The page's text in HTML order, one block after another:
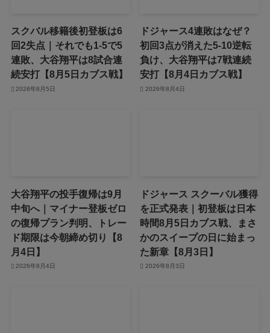
スクバル移籍後初登板は6
回2失点｜それでも1-5で5
連敗、大谷翔平は8試合連
続安打【8月5日カブス戦】
2026年8月5日
ドジャース4連敗はなぜ？
初回3点が消えた5-10逆転
負け、大谷翔平は7戦連続
安打【8月4日カブス戦】
2026年8月4日
大谷翔平の投手復帰は9月
中旬へ｜マイナー登板ゼロ
の復帰プラン判明、トレー
ド期限は今朝締め切り【8
月4日】
2026年8月4日
ドジャース スクーバル獲得
を正式発表｜初登板は日本
時間8月5日カブス戦、まさ
かのスイープの日に始まっ
た新章【8月3日】
2026年8月3日